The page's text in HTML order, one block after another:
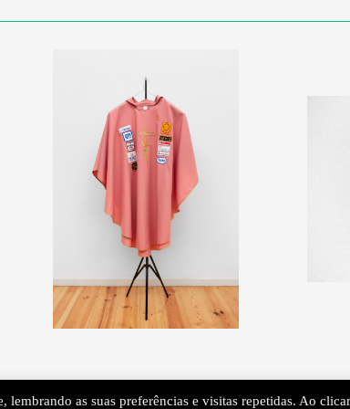
as suas preferências e visitas repetidas. Ao